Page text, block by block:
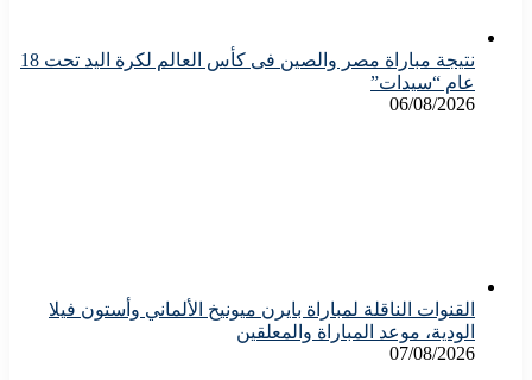
نتيجة مباراة مصر والصين فى كأس العالم لكرة اليد تحت 18
عام “سيدات”
06/08/2026
القنوات الناقلة لمباراة بايرن ميونيخ الألماني وأستون فيلا
الودية، موعد المباراة والمعلقين
07/08/2026